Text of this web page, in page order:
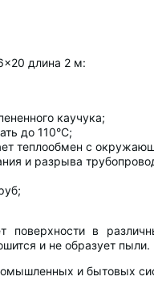
длина 2 м:
каучука;
до 110°C;
теплообмен с
и разрыва
поверхности в
и не образует пыли.
и бытовых